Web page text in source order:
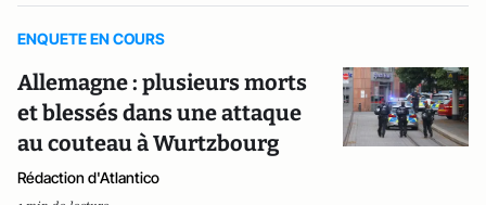
ENQUETE EN COURS
Allemagne : plusieurs morts
et blessés dans une attaque
au couteau à Wurtzbourg
Rédaction d'Atlantico